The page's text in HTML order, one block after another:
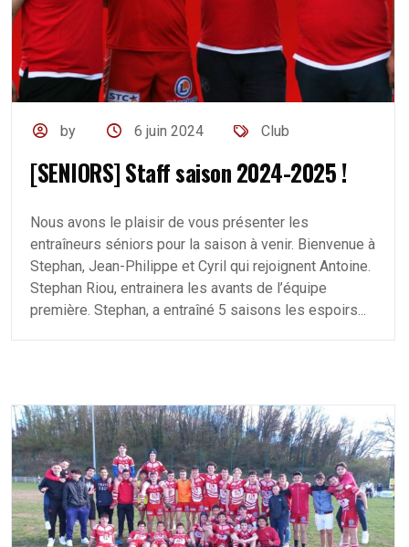
by 6 juin 2024 Club
[SENIORS] Staff saison 2024-2025 !
Nous avons le plaisir de vous présenter les
entraîneurs séniors pour la saison à venir. Bienvenue à
Stephan, Jean-Philippe et Cyril qui rejoignent Antoine.
Stephan Riou, entrainera les avants de l’équipe
première. Stephan, a entraîné 5 saisons les espoirs...